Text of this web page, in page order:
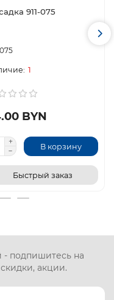
911-075
1
BYN
В корзину
Быстрый заказ
- подпишитесь на
акции.